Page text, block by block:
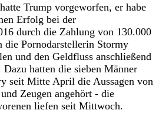
Trump vorgeworfen, er habe
Erfolg bei der
durch die Zahlung von 130.000
die Pornodarstellerin Stormy
und den Geldfluss anschließend
hatten die sieben Männer
seit Mitte April die Aussagen von
Zeugen angehört - die
liefen seit Mittwoch.